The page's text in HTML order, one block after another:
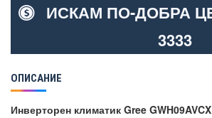
ИСКАМ ПО-ДОБРА
3333
ОПИСАНИЕ
Инверторен климатик Gree